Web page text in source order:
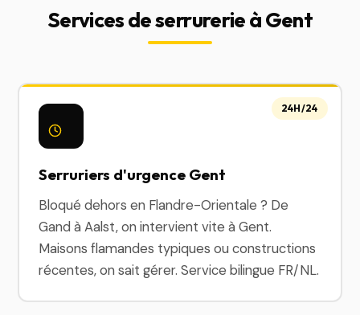
Services de serrurerie à Gent
Serruriers d'urgence Gent
Bloqué dehors en Flandre-Orientale ? De
Gand à Aalst, on intervient vite à Gent.
Maisons flamandes typiques ou constructions
récentes, on sait gérer. Service bilingue FR/NL.
24H/24